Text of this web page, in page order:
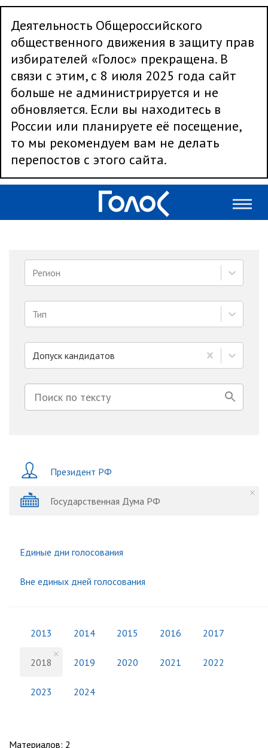
Деятельность Общероссийского
общественного движения в защиту прав
избирателей «Голос» прекращена. В
связи с этим, с 8 июля 2025 года сайт
больше не администрируется и не
обновляется. Если вы находитесь в
России или планируете её посещение,
то мы рекомендуем вам не делать
перепостов с этого сайта.
Регион
Тип
Допуск кандидатов
Президент РФ
Государственная Дума РФ
Единые дни голосования
Вне единых дней голосования
2013 2014 2015 2016 2017
2018 2019 2020 2021 2022
2023 2024
Материалов: 2